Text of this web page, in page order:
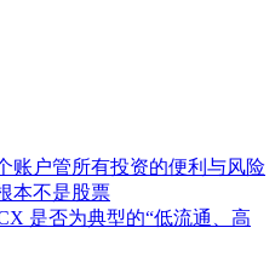
账户管所有投资的便利与风险
本不是股票
是否为典型的“低流通、高